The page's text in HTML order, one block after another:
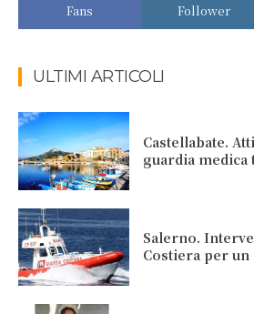
Fans Follower
ULTIMI ARTICOLI
Castellabate.
guardia medica
Salerno.
Costiera per